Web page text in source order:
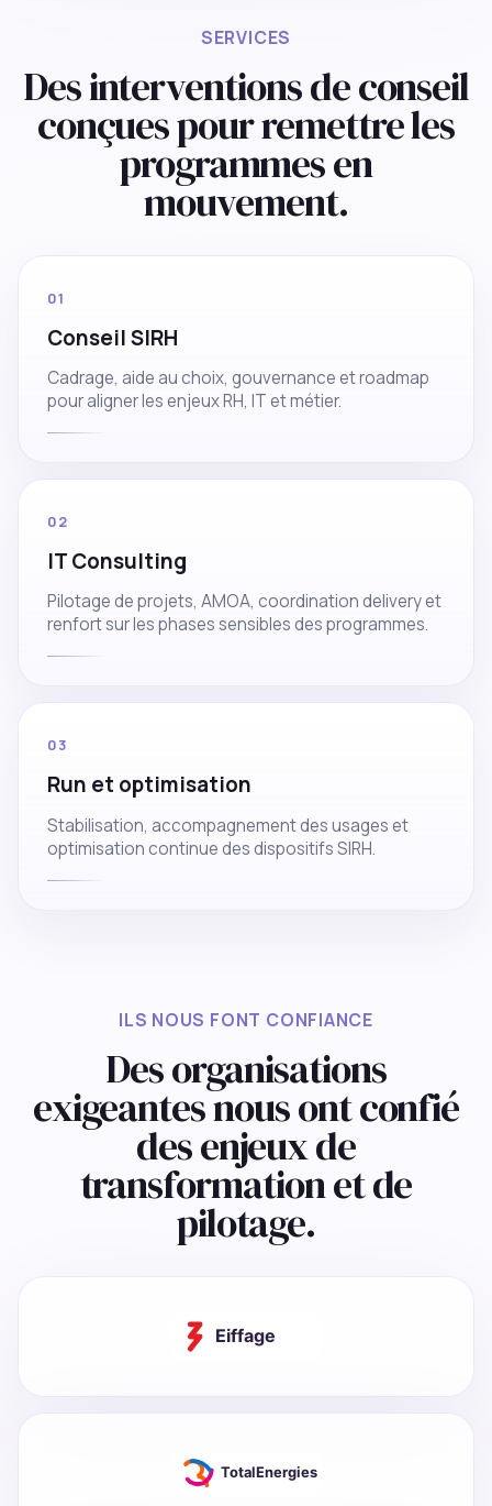
SERVICES
Des interventions de conseil
conçues pour remettre les
programmes en
mouvement.
01
Conseil SIRH
Cadrage, aide au choix, gouvernance et roadmap
pour aligner les enjeux RH, IT et métier.
02
IT Consulting
Pilotage de projets, AMOA, coordination delivery et
renfort sur les phases sensibles des programmes.
03
Run et optimisation
Stabilisation, accompagnement des usages et
optimisation continue des dispositifs SIRH.
ILS NOUS FONT CONFIANCE
Des organisations
exigeantes nous ont confié
des enjeux de
transformation et de
pilotage.